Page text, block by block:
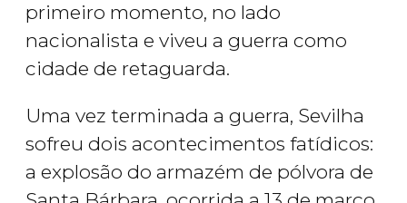
primeiro momento, no lado
nacionalista e viveu a guerra como
cidade de retaguarda.
Uma vez terminada a guerra, Sevilha
sofreu dois acontecimentos fatídicos:
a explosão do armazém de pólvora de